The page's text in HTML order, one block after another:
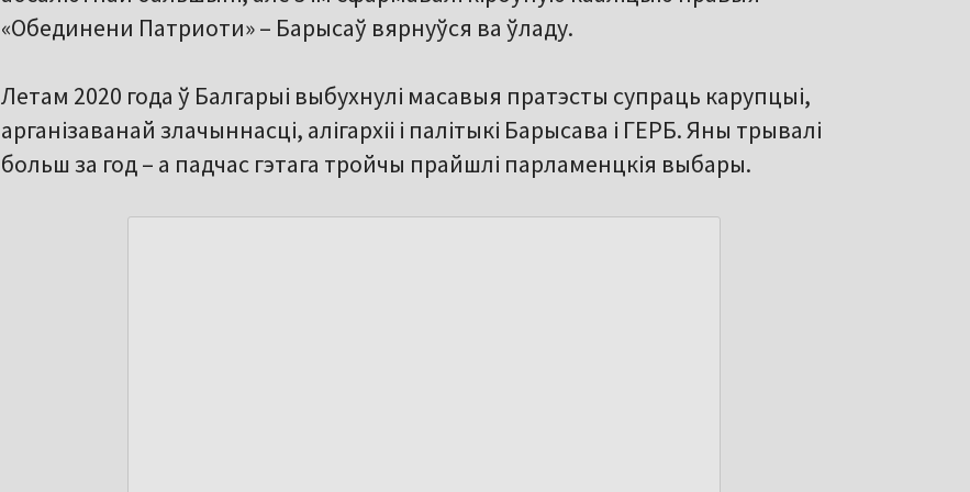
«Обединени Патриоти» – Барысаў вярнуўся ва ўладу.
Летам 2020 года ў Балгарыі выбухнулі масавыя пратэсты супраць карупцыі,
арганізаванай злачыннасці, алігархіі і палітыкі Барысава і ГЕРБ. Яны трывалі
больш за год – а падчас гэтага тройчы прайшлі парламенцкія выбары.